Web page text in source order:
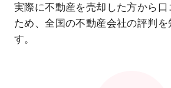
実際に不動産を売却した方から
ため、全国の不動産会社の評判を
す。